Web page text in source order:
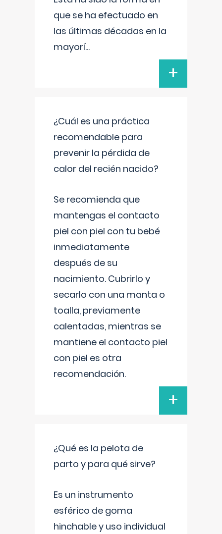
que se ha efectuado en
las últimas décadas en la
mayorí...
+
¿Cuál es una práctica
recomendable para
prevenir la pérdida de
calor del recién nacido?
Se recomienda que
mantengas el contacto
piel con piel con tu bebé
inmediatamente
después de su
nacimiento. Cubrirlo y
secarlo con una manta o
toalla, previamente
calentadas, mientras se
mantiene el contacto piel
con piel es otra
recomendación.
+
¿Qué es la pelota de
parto y para qué sirve?
Es un instrumento
esférico de goma
hinchable y uso individual